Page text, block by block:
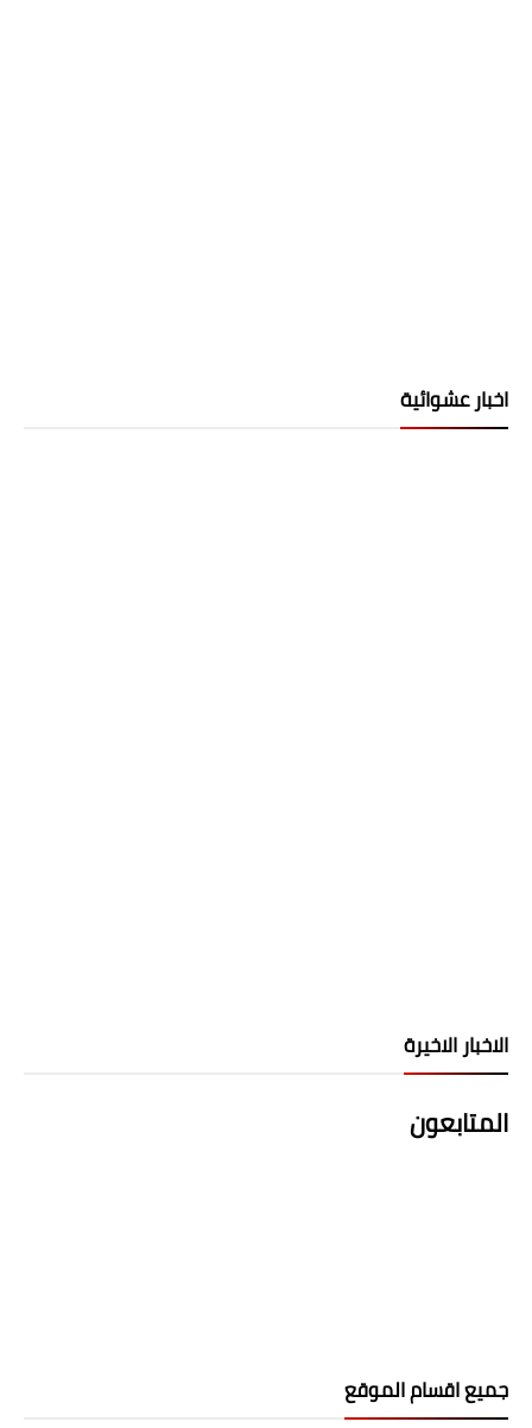
اخبار عشوائية
الاخبار الاخيرة
المتابعون
جميع اقسام الموقع